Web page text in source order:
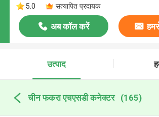
5.0
सत्यापित प्रदायक
अब कॉल करें
उत्पाद
चीन फकरा एचएसडी कनेक्टर (165)